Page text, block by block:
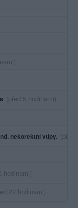
Poslední aktivita:
(před 5 hodinami)
nekorektní vtipy. (před
aktivita:
hodinami)
aktivita:
22 hodinami)